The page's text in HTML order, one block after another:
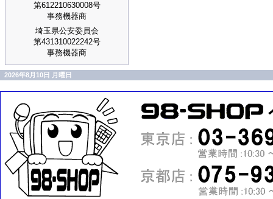
第612210630008号
事務機器商
埼玉県公安委員会
第431310022242号
事務機器商
2026年8月10日 月曜日